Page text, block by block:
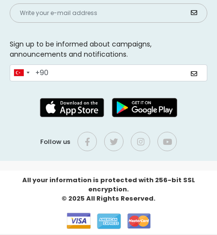
Sign up to be informed about campaigns,
announcements and notifications.
Follow us
All your information is protected with 256-bit SSL
encryption.
© 2025 All Rights Reserved.